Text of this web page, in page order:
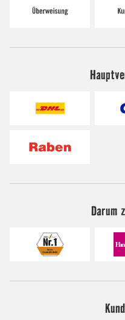
Darum